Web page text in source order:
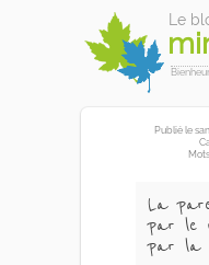
Le
Publiéle
La
par le
par la